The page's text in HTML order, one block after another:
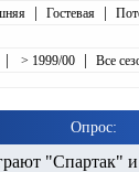
| Гостевая |
| > 1999/00 | Все
Опрос:
"Спартак"